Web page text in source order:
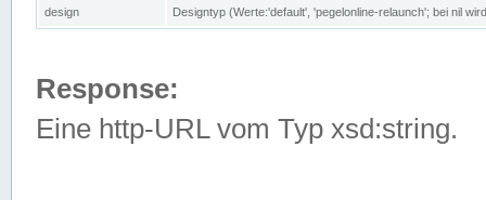
design Designtyp (Werte:'default', 'pegelonline-relaunch'; bei nil
Response:
Eine http-URL vom Typ xsd:string.